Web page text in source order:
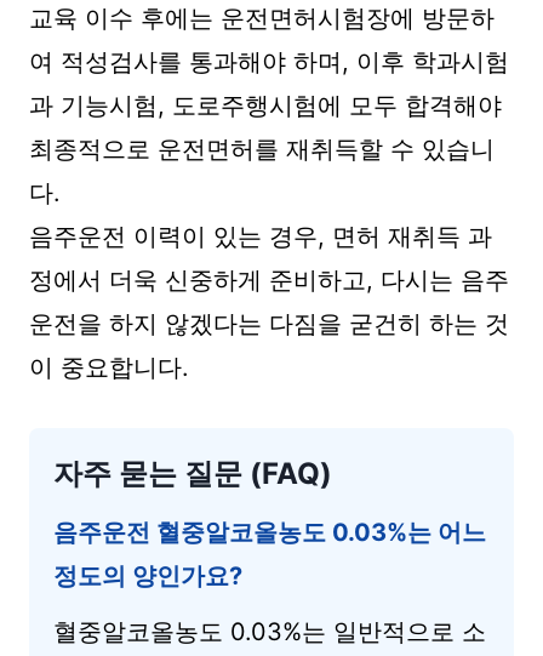
교육 이수 후에는 운전면허시험장에 방문하
여 적성검사를 통과해야 하며, 이후 학과시험
과 기능시험, 도로주행시험에 모두 합격해야
최종적으로 운전면허를 재취득할 수 있습니
다.
음주운전 이력이 있는 경우, 면허 재취득 과
정에서 더욱 신중하게 준비하고, 다시는 음주
운전을 하지 않겠다는 다짐을 굳건히 하는 것
이 중요합니다.
자주 묻는 질문 (FAQ)
음주운전 혈중알코올농도 0.03%는 어느
정도의 양인가요?
혈중알코올농도 0.03%는 일반적으로 소